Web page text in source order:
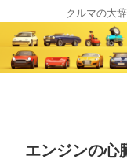
クルマの大
エンジンの心